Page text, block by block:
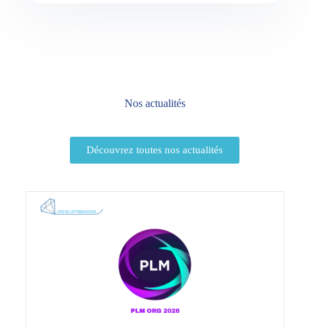
Nos actualités
Découvrez toutes nos actualités